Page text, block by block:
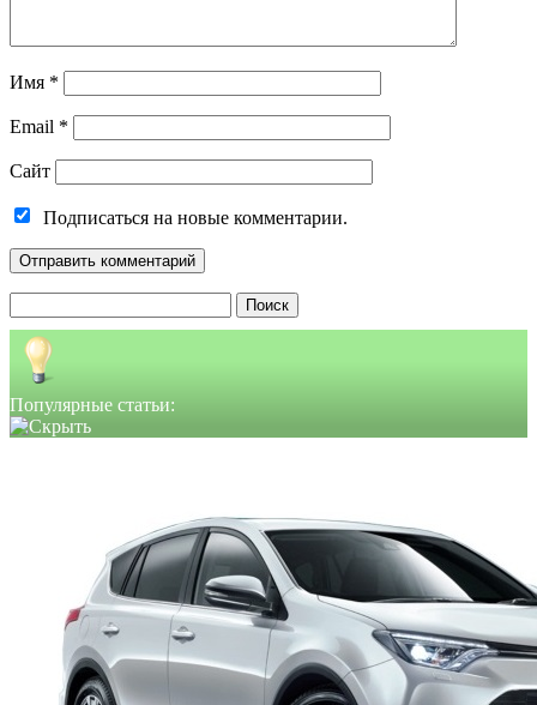
Имя *
Email *
Сайт
Подписаться на новые комментарии.
Популярные статьи: